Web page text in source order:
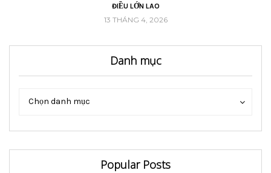
ĐIỀU LỚN LAO
13 THÁNG 4, 2026
Danh mục
Chọn danh mục
Danh
Popular Posts